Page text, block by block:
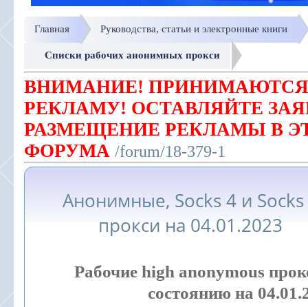
Главная Руководства, статьи и электронные книги
Списки рабочих анонимных прокси
ВНИМАНИЕ! ПРИНИМАЮТСЯ
РЕКЛАМУ! ОСТАВЛЯЙТЕ
РАЗМЕЩЕНИЕ РЕКЛАМЫ В
ФОРУМА /forum/18-379-1
Анонимные, Socks 4 и Socks
прокси на 04.01.2023
Рабочие high anonymous
состоянию на